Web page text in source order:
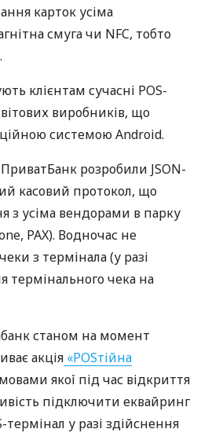
карток усіма
смуга чи NFC, тобто
клієнтам сучасні POS-
виробників, що
системою Android.
розробили JSON-
касовий протокол, що
з усіма вендорами в парку
PAX). Водночас не
з термінала (у разі
термінального чека на
станом на момент
акція «POSтійна
якої під час відкриття
підключити еквайринг
термінал у разі здійснення